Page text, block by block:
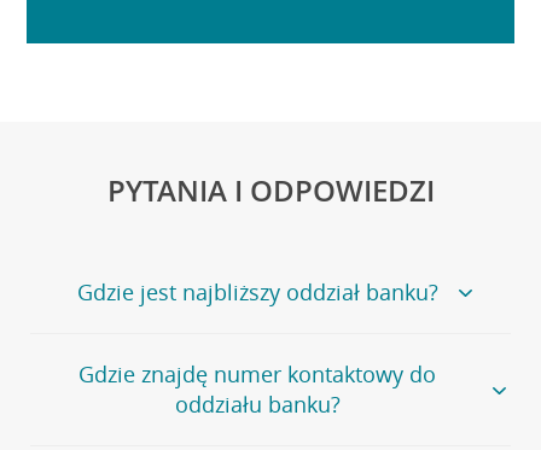
PYTANIA I ODPOWIEDZI
Gdzie jest najbliższy oddział banku?
Jeśli szukasz oddziału naszego banku, zapraszamy na
stronęPlacówki i bankomaty, na której znajduje się
wygodna wyszukiwarka.
Gdzie znajdę numer kontaktowy do
oddziału banku?